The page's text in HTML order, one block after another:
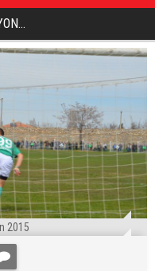
2015